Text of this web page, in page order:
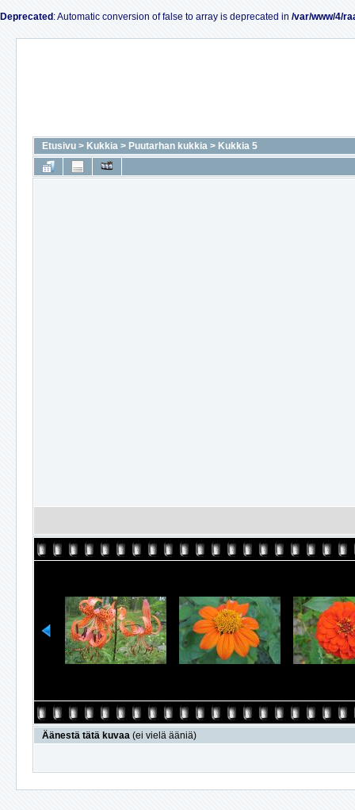
Deprecated : Automatic conversion of false to array is deprecated in /var/www/4/
Etusivu > Kukkia > Puutarhan kukkia > Kukkia 5
Äänestä tätä kuvaa (ei vielä ääniä)